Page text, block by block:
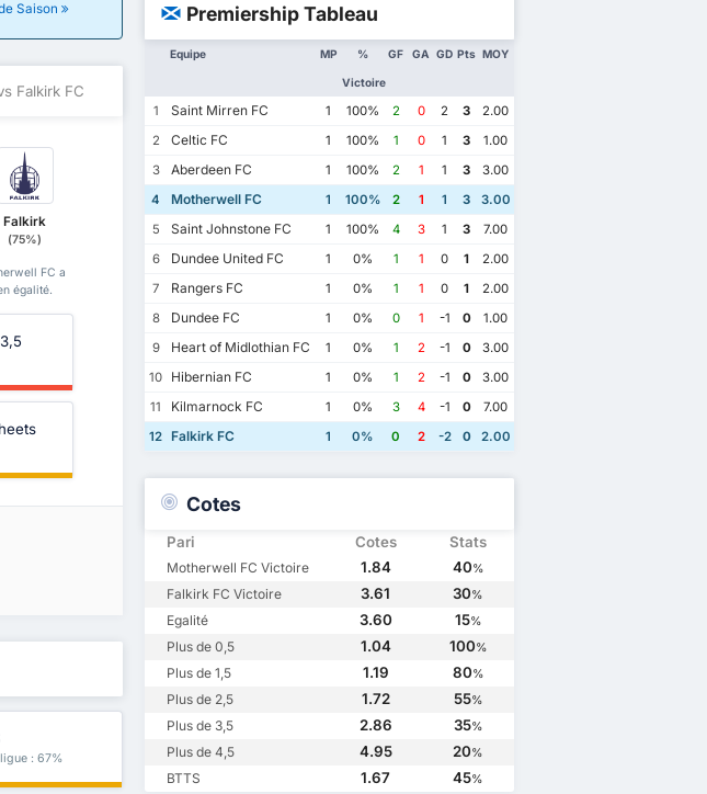
Saison
Falkirk FC
Falkirk
(75%)
FC a
égalité.
: 67%
Premiership Tableau
Equipe MP %
Victoire
GF GA GD Pts MOY
1 Saint Mirren FC 1 100% 2 0 2 3
2.00
2
Celtic FC 1 100% 1 0 1 3
1.00
3
Aberdeen FC 1 100% 2 1 1 3
3.00
4
Motherwell FC 1 100% 2 1 1 3
3.00
5
Saint Johnstone FC 1 100% 4 3 1 3
7.00
6
Dundee United FC 1 0% 1 1 0 1
2.00
7
Rangers FC 1 0% 1 1 0 1
2.00
8
Dundee FC 1 0% 0 1 -1 0
1.00
9
Heart of Midlothian FC 1 0% 1 2 -1 0
3.00
10
Hibernian FC 1 0% 1 2 -1 0
3.00
11
Kilmarnock FC 1 0% 3 4 -1 0
7.00
12 Falkirk FC 1 0% 0 2 -2 0 2.00
Cotes
Pari Cotes Stats
Motherwell FC Victoire 1.84 40%
Falkirk FC Victoire 3.61 30%
Egalité 3.60 15%
Plus de 0,5 1.04 100%
Plus de 1,5 1.19 80%
Plus de 2,5 1.72 55%
Plus de 3,5 2.86 35%
Plus de 4,5 4.95 20%
BTTS 1.67 45%